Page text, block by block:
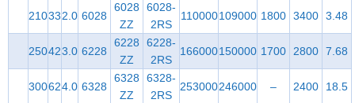
210332.0 6028
6028
ZZ
6028-
2RS
110000109000 1800 3400 3.48
250423.0 6228
6228
ZZ
6228-
2RS
166000150000 1700 2800 7.68
300624.0 6328
6328
ZZ
6328-
2RS
253000246000 – 2400 18.5